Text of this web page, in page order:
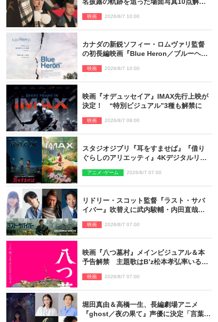
名披露の軌跡を追った場面写真10点解
映画 2026/8/7 10:00
カナダの新鋭ソフィー・ロムヴァリ監督
の初長編映画『Blue Heron／ブルーヘロ
映画 2026/8/7 10:00
映画『オデュッセイア』IMAX先行上映が
決定！ “特別ビジュアル”3種も解禁に
映画 2026/8/7 09:00
スタジオジブリ『耳をすませば』『借り
ぐらしのアリエッティ』4Kデジタルリマ
アニメ･ゲーム 2026/8/7 07:00
リドリー・スコット監督『ラスト・サバ
イバー』吹替えに武内駿輔・内田直哉・
結！
映画 2026/8/7 07:00
映画『八つ墓村』メインビジュアル＆本
予告解禁 主題歌はB’z松本孝弘率いる
映画 2026/8/7 07:00
堀田真由＆高橋一生、長編劇場アニメ
『ghost／夜の果て』声優に決定「言葉に